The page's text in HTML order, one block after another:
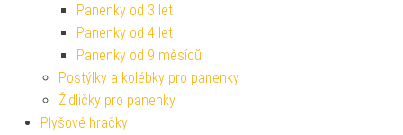
Panenky od 3 let
Panenky od 4 let
Panenky od 9 měsíců
Postýlky a kolébky pro panenky
Židličky pro panenky
Plyšové hračky